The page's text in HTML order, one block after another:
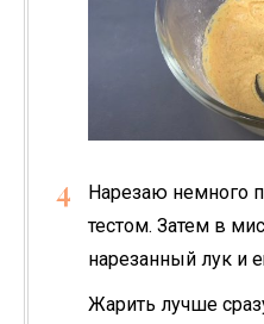
Нарезаю немного
тестом. Затем в
нарезанный лук и
Жарить лучше